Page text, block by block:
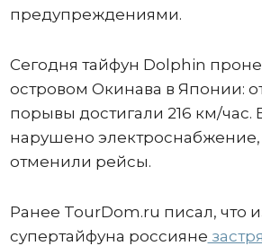
предупреждениями.
Сегодня тайфун Dolphin
островом Окинава в Японии:
порывы достигали 216 км/час.
нарушено
отменили рейсы.
Ранее TourDom.ru писал, что
супертайфуна россияне